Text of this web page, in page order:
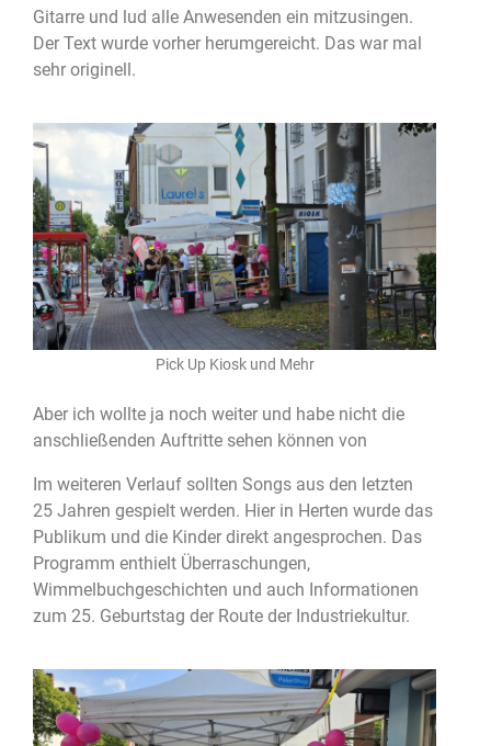
Gitarre und lud alle Anwesenden ein mitzusingen.
Der Text wurde vorher herumgereicht. Das war mal
sehr originell.
Pick Up Kiosk und Mehr
Aber ich wollte ja noch weiter und habe nicht die
anschließenden Auftritte sehen können von
Im weiteren Verlauf sollten Songs aus den letzten
25 Jahren gespielt werden. Hier in Herten wurde das
Publikum und die Kinder direkt angesprochen. Das
Programm enthielt Überraschungen,
Wimmelbuchgeschichten und auch Informationen
zum 25. Geburtstag der Route der Industriekultur.